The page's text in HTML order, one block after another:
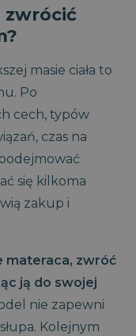
zwrócić
masie ciała to
Po
cech, typów
czas na
się kilkoma
zakup i
materaca, zwróć
ją do swojej
nie zapewni
Kolejnym